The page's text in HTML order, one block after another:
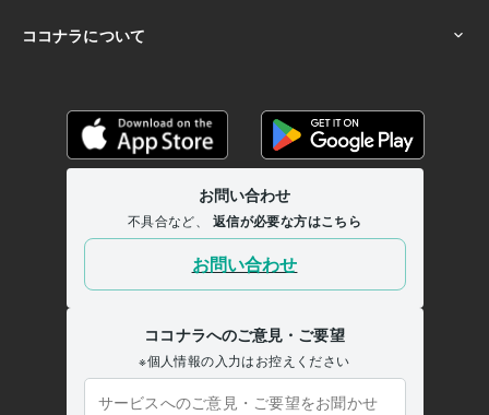
■50代男友達がどんな愚痴も優しく傾聴
談！関係修復
■人間関係人生の悩み深く寄り添い聴きます
■片思い成
就！男の本音で振り向かせます
人間関係 セックスレス 男性心理 恋愛 復縁 片思い 不倫
浮気
■販売実績6000件超！電話相談のやり方
■30分で電話相談出品者の悩み聞きます ■一人ビジネスで成功する
為の方法教えます ■最速プラチナランク！20日間伴走します
マーケティング
コンサルタント
1987年3月 ~ 1991年2月
大阪府私立上宮高等学校 1983年3月 ~ 1986年2月
人生経歴【自己紹介】part1 人生の主役『うさぴょん』
1967年7月